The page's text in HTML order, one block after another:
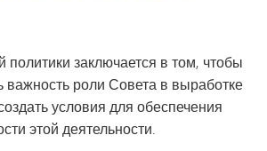
политики заключается в том, чтобы
важность роли Совета в выработке
условия для обеспечения
этой деятельности.